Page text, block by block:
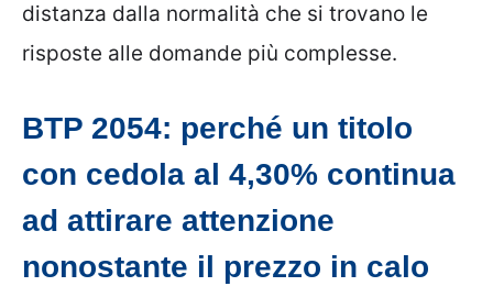
distanza dalla normalità che si trovano le
risposte alle domande più complesse.
BTP 2054: perché un titolo
con cedola al 4,30% continua
ad attirare attenzione
nonostante il prezzo in calo